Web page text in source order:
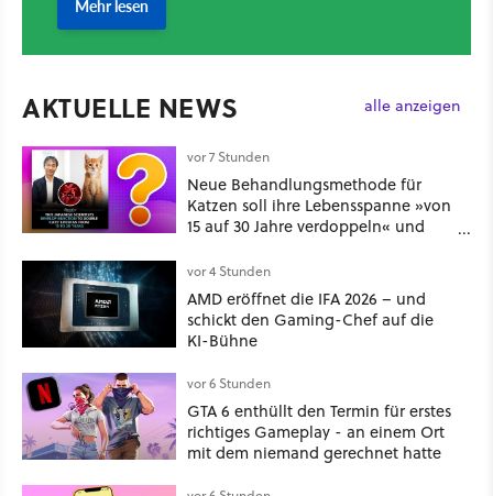
AKTUELLE NEWS alle anzeigen
vor 7 Stunden
Neue Behandlungsmethode für
Katzen soll ihre Lebensspanne »von
15 auf 30 Jahre verdoppeln« und
kritisch damit auseinander
vor 4 Stunden
AMD eröffnet die IFA 2026 – und
schickt den Gaming-Chef auf die
KI-Bühne
vor 6 Stunden
GTA 6 enthüllt den Termin für erstes
richtiges Gameplay - an einem Ort
mit dem niemand gerechnet hatte